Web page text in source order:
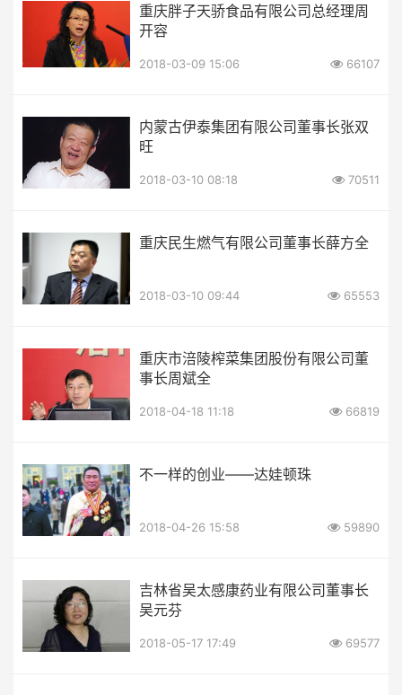
重庆胖子天骄食品有限公司总经理周
开容
2018-03-09 15:06 66107
内蒙古伊泰集团有限公司董事长张双
旺
2018-03-10 08:18 70511
重庆民生燃气有限公司董事长薛方全
2018-03-10 09:44 65553
重庆市涪陵榨菜集团股份有限公司董
事长周斌全
2018-04-18 11:18 66819
不一样的创业——达娃顿珠
2018-04-26 15:58 59890
吉林省吴太感康药业有限公司董事长
吴元芬
2018-05-17 17:49 69577